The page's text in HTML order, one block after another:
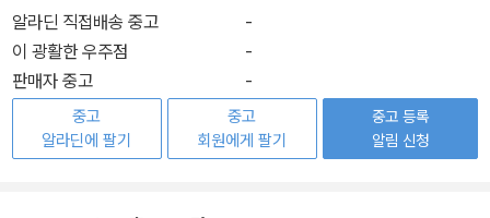
알라딘 직접배송 중고
-
이 광활한 우주점
-
판매자 중고
-
중고
알라딘에 팔기
중고
회원에게 팔기
중고 등록
알림 신청